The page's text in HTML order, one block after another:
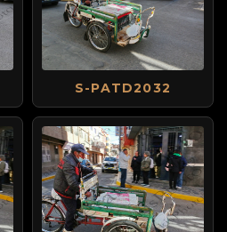
S-PATD2032